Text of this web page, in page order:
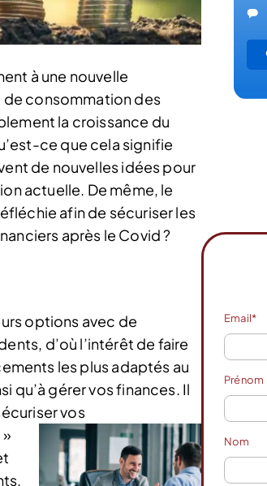
à une nouvelle
de consommation des
la croissance du
ce que cela signifie
de nouvelles idées pour
actuelle. De même, le
afin de sécuriser les
après le Covid ?
options avec de
d’où l’intérêt de faire
les plus adaptés au
qu’à gérer vos finances. Il
vos
Email*
Prénom
Nom